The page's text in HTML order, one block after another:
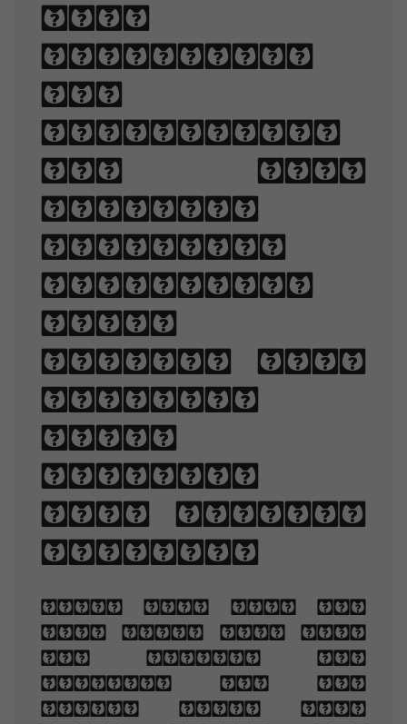
when
displayed.
The
arrangement
of type
involves
selecting
typefaces,
point
sizes, line
lengths,
line-
spacing,
and letter-
spacing.
When you are old
and grey and full
of sleep, And
nodding by the
fire, take down